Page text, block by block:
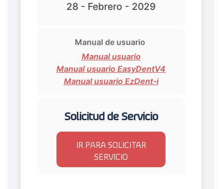
28 - Febrero - 2029
Manual de usuario
Manual usuario
Manual usuario EasyDentV4
Manual usuario EzDent-i
Solicitud de Servicio
IR PARA SOLICITAR
SERVICIO